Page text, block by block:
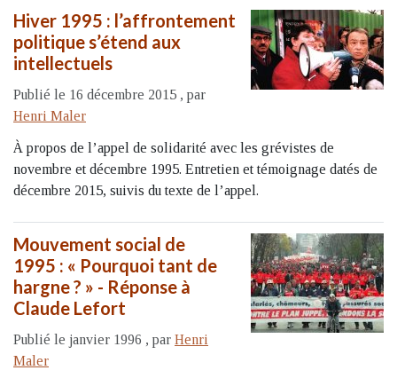
Hiver 1995 : l’affrontement
politique s’étend aux
intellectuels
Publié le 16 décembre 2015 , par
Henri Maler
À propos de l’appel de solidarité avec les grévistes de
novembre et décembre 1995. Entretien et témoignage datés de
décembre 2015, suivis du texte de l’appel.
Mouvement social de
1995 : « Pourquoi tant de
hargne ? » - Réponse à
Claude Lefort
Publié le janvier 1996 , par Henri
Maler